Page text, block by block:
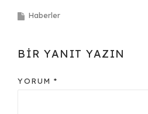
Haberler
BIR YANIT YAZIN
YORUM *